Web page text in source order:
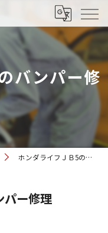
バンパー修
ホンダライフＪＢ5のバンパー修理
パー修理